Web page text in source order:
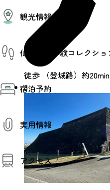
イベント情報
その他イベント情報（音
スポーツ情報
コンベンション情報
観光情報
観光スポット
美味いもの
季節のイベント
プロスポーツチーム・プ
仙台の銘品
仙台観光マップ
仙台旅先体験コレクショ
仙台旅先体験コレクショ
体験プログラム検索（予
体験事業者
宿泊予約
実用情報
観光案内
お役立ち情報
観光アプリ
仙台観光マップ
アクセス
仙台までの経路検索
徒歩 （登城路）約20min
3